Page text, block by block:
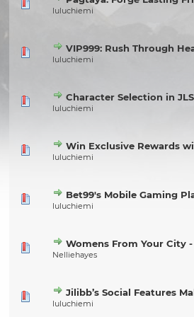
luluchiemi
VIP999: Rush Through
luluchiemi
Character Selection in
luluchiemi
Win Exclusive Rewards
luluchiemi
Bet99's Mobile Gaming
luluchiemi
Womens From Your City
Nelliehayes
Jilibb’s Social Features
luluchiemi